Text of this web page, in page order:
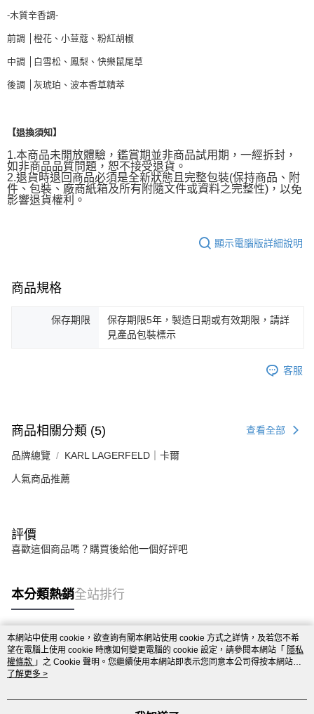
-木質辛香調-
前調 │橙花、小荳蔻、粉紅胡椒
中調 │白雪松、鳳梨、快樂鼠尾草
後調 │灰琥珀、波本香草精萃
【退換須知】
1.本商品未開放體驗，鑑賞期並非商品試用期，一經拆封，
如非商品品質問題，恕不接受退貨。
2.退貨時退回商品必須是全新狀態且完整包裝(保持商品、附
件、包裝、廠商紙箱及所有附隨文件或資料之完整性)， 以免
影響退貨權利。
顯示電腦版詳細說明
商品規格
保存期限
保存期限5年，製造日期或有效期限，請詳
見產品包裝標示
客服
商品相關分類 (5) 查看全部
品牌總覽 KARL LAGERFELD｜卡爾
人氣商品推薦
評價
喜歡這個商品嗎？購買後給他一個好評吧
本分類熱銷全站排行
熱門標籤
本網站中使用 cookie，欲查詢有關本網站使用 cookie 方式之詳情，及若您不希
望在電腦上使用 cookie 時應如何變更電腦的 cookie 設定，請參閱本網站「 隱私
權條款 」之 Cookie 聲明。您繼續使用本網站即表示您同意本公司得按本網站使
用條款之 Cookie 聲明使用 cookie。
了解更多 >